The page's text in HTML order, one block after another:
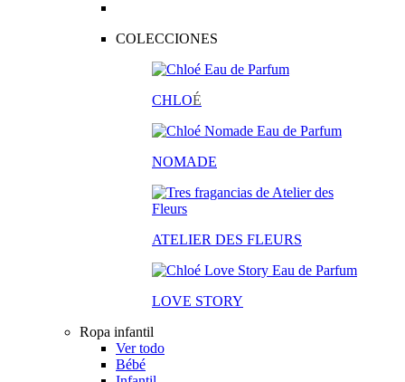
COLECCIONES
CHLOÉ
NOMADE
ATELIER DES FLEURS
LOVE STORY
Ropa infantil
Ver todo
Bébé